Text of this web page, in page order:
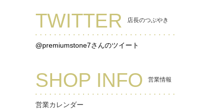
TWITTER 店長のつぶやき
@premiumstone7さんのツイート
SHOP INFO 営業情報
営業カレンダー